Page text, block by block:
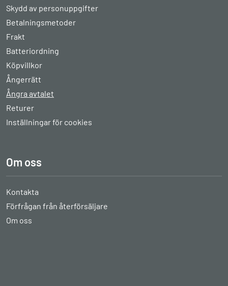
Skydd av personuppgifter
Betalningsmetoder
Frakt
Batteriordning
Köpvillkor
Ångerrätt
Ångra avtalet
Returer
Inställningar för cookies
Om oss
Kontakta
Förfrågan från återförsäljare
Om oss